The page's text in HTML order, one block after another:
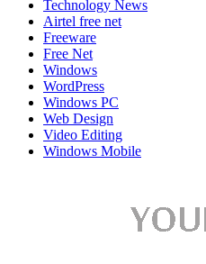
Technology News
Airtel free net
Freeware
Free Net
Windows
WordPress
Windows PC
Web Design
Video Editing
Windows Mobile